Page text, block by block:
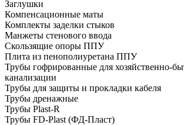
Заглушки
Компенсационные маты
Комплекты заделки стыков
Манжеты стенового ввода
Скользящие опоры ППУ
Плита из пенополиуретана ППУ
Трубы гофрированные для хозяйственно-
канализации
Трубы для защиты и прокладки кабеля
Трубы дренажные
Трубы Plast-R
Трубы FD-Plast (ФД-Пласт)